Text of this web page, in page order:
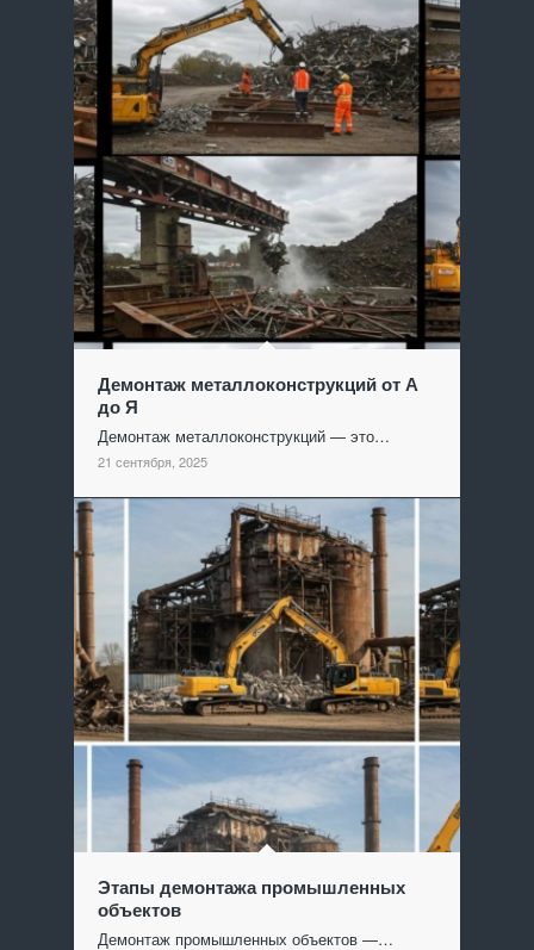
Демонтаж металлоконструкций от А
до Я
Демонтаж металлоконструкций — это…
21 сентября, 2025
Этапы демонтажа промышленных
объектов
Демонтаж промышленных объектов —…